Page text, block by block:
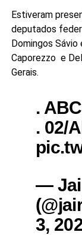
Estiveram
deputados
Domingos
Caporezzo e
Gerais.
.
. 02/
—
3,